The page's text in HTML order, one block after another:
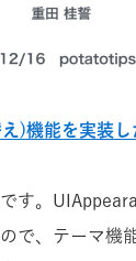
)機能を実装
す。
で、テーマ機